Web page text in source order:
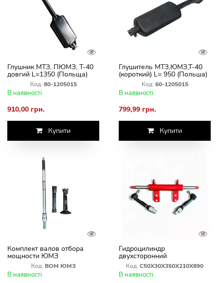
Глушник МТЗ, ПЮМЗ, Т-40
довгий L=1350 (Польща)
Код: 80-1205015
В наявності
910,00 грн.
Купити
Глушитель МТЗ,ЮМЗ,Т-40
(короткий) L= 950 (Польша)
Код: 60-1205015
В наявності
799,99 грн.
Купити
Комплект валов отбора
мощности ЮМЗ
Код: ВОМ ЮМЗ
В наявності
Гидроцилиндр
двухсторонний
МТЗ,ЮМЗ,Т-40(В сборе с
шрусами и усиленными
наконечниками)Пр-во
Код: С50Х30Х350Х210Х890
В наявності